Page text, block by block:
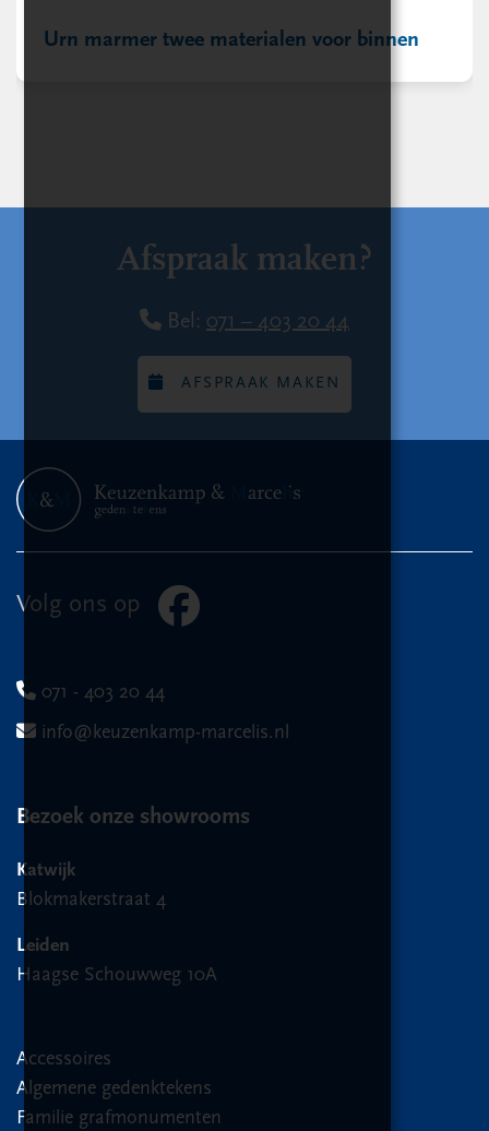
Urn marmer twee materialen voor binnen
Afspraak maken?
Bel: 071 – 403 20 44
AFSPRAAK MAKEN
Volg ons op
071 - 403 20 44
info@keuzenkamp-marcelis.nl
Bezoek onze showrooms
Katwijk
Blokmakerstraat 4
Leiden
Haagse Schouwweg 10A
Accessoires
Algemene gedenktekens
Familie grafmonumenten